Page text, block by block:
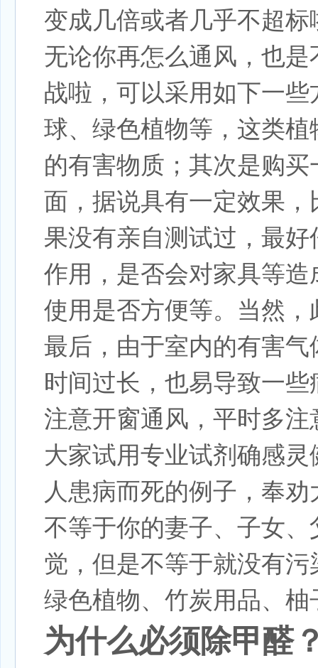
变成几倍或者几乎不超
无论你再怎么通风，也
战啦，可以采用如下一
球、绿色植物等，这类
的有害物质；其次是购
面，据说具有一定效果
果没有亲自测试过，最
作用，是否会对家具等
使用是否方便等。当然
最后，由于室内的有害
时间过长，也易导致一
注意开窗通风，平时多
大家试用专业试剂确感
人患病而死的例子，奉
不等于你的妻子、子女
觉，但是不等于就没有
绿色植物、竹炭用品、柚
为什么必须除甲醛